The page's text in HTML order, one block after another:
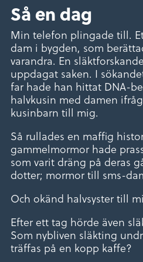
Så en dag
Min telefon plingade till.
dam i bygden, som
varandra. En
uppdagat saken. I
far hade han hittat DNA-
halvkusin med damen
kusinbarn till mig.
Så rullades en maffig
gammelmormor hade
som varit dräng på deras
dotter; mormor till sms-
Och okänd halvsyster till
Efter ett tag hörde även
Som nybliven släkting
träffas på en kopp kaffe?